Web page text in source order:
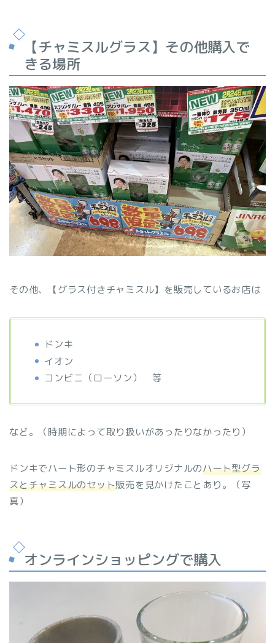
【チャミスルグラス】その他購入で
きる場所
その他、【グラス付きチャミスル】を販売しているお店は
ドンキ
イオン
コンビニ（ローソン） 等
など。（時期によって取り扱いがあったりなかったり）
ドンキでハート形のチャミスルオリジナルのハート型グラ
スとチャミスルのセット販売を見かけたことあり。（写
真）
オンラインショッピングで購入